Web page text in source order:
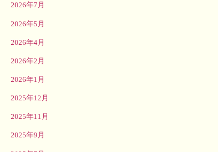
2026年7月
2026年5月
2026年4月
2026年2月
2026年1月
2025年12月
2025年11月
2025年9月